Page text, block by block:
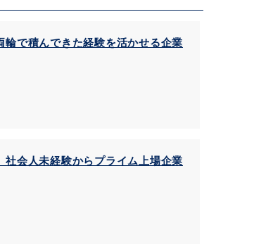
輪で積んできた経験を活かせる企業
社会人未経験からプライム上場企業